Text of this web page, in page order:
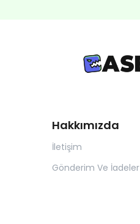
Hakkımızda
İletişim
Gönderim Ve İadeler